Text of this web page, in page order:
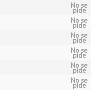
No se
pide
No se
pide
No se
pide
No se
pide
No se
pide
No se
pide